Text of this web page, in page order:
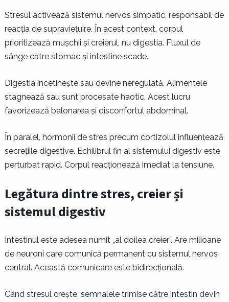
Stresul activează sistemul nervos simpatic, responsabil de
reacția de supraviețuire. În acest context, corpul
prioritizează mușchii și creierul, nu digestia. Fluxul de
sânge către stomac și intestine scade.
Digestia încetinește sau devine neregulată. Alimentele
stagnează sau sunt procesate haotic. Acest lucru
favorizează balonarea și disconfortul abdominal.
În paralel, hormonii de stres precum cortizolul influențează
secrețiile digestive. Echilibrul fin al sistemului digestiv este
perturbat rapid. Corpul reacționează imediat la tensiune.
Legătura dintre stres, creier și
sistemul digestiv
Intestinul este adesea numit „al doilea creier”. Are milioane
de neuroni care comunică permanent cu sistemul nervos
central. Această comunicare este bidirecțională.
Când stresul crește, semnalele trimise către intestin devin